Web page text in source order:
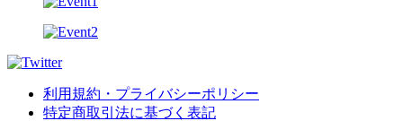
利用規約・プライバシーポリシー
特定商取引法に基づく表記